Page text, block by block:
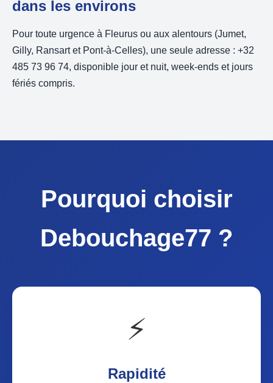
dans les environs
Pour toute urgence à Fleurus ou aux alentours (Jumet,
Gilly, Ransart et Pont-à-Celles), une seule adresse : +32
485 73 96 74, disponible jour et nuit, week-ends et jours
fériés compris.
Pourquoi choisir
Debouchage77 ?
⚡
Rapidité